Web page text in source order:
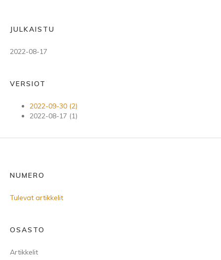
JULKAISTU
2022-08-17
VERSIOT
2022-09-30 (2)
2022-08-17 (1)
NUMERO
Tulevat artikkelit
OSASTO
Artikkelit